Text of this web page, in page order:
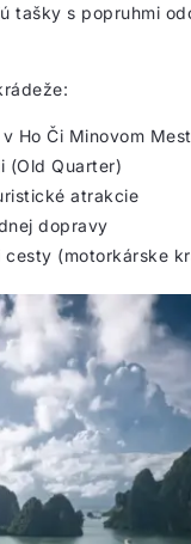
tašky s popruhmi
Ho Či Minovom
(Old Quarter)
atrakcie
dopravy
(motorkárske